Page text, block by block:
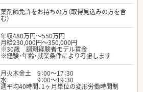
薬剤師免許をお持ちの方（取得見込みの方を含
む）
年収480万円～550万円
月給230,000円～350,000円
※30歳 調剤経験者モデル賃金
※経験・年齢・就業条件により考慮します
月火木金土 9：00～17：30
水 9：00～19：30
週平均40時間、1ヶ月単位の変形労働時間制